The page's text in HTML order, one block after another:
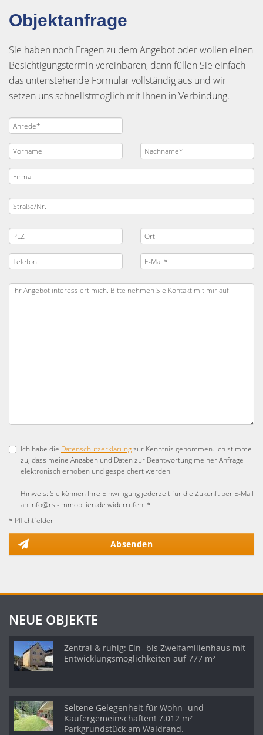
Objektanfrage
Sie haben noch Fragen zu dem Angebot oder wollen einen
Besichtigungstermin vereinbaren, dann füllen Sie einfach
das untenstehende Formular vollständig aus und wir
setzen uns schnellstmöglich mit Ihnen in Verbindung.
Ich habe die Datenschutzerklärungzur Kenntnis genommen. Ich stimme
zu, dass meine Angaben und Daten zur Beantwortung meiner Anfrage
elektronisch erhoben und gespeichert werden.
Hinweis: Sie können Ihre Einwilligung jederzeit für die Zukunft per E-Mail
an info@rsl-immobilien.de widerrufen. *
* Pflichtfelder
Absenden
NEUE OBJEKTE
Zentral & ruhig: Ein- bis Zweifamilienhaus mit
Entwicklungsmöglichkeiten auf 777 m²
Seltene Gelegenheit für Wohn- und
Käufergemeinschaften! 7.012 m²
Parkgrundstück am Waldrand.